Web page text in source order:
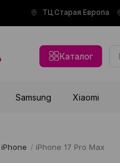
ТЦ Старая Европа
Каталог
Samsung Xiaomi
iPhone / iPhone 17 Pro Max